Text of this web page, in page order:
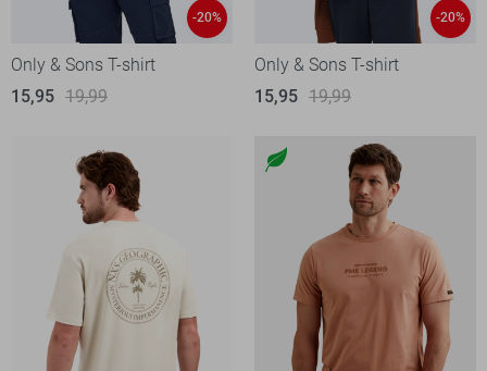
-20%
Only & Sons T-shirt
15,95 19,99
-20%
Only & Sons T-shirt
15,95 19,99